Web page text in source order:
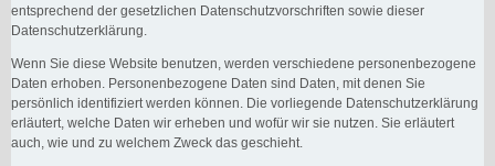
entsprechend der gesetzlichen Datenschutzvorschriften sowie dieser
Datenschutzerklärung.
Wenn Sie diese Website benutzen, werden verschiedene personenbezogene
Daten erhoben. Personenbezogene Daten sind Daten, mit denen Sie
persönlich identifiziert werden können. Die vorliegende Datenschutzerklärung
erläutert, welche Daten wir erheben und wofür wir sie nutzen. Sie erläutert
auch, wie und zu welchem Zweck das geschieht.